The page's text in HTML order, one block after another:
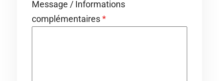
Message / Informations
complémentaires*